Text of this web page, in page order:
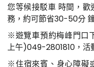
您等候接駁車 時間，
務，約可節省30-50分
※遊覽車預約梅峰門口
上午)049-2801810，活
※住宿來賓、身心障礙